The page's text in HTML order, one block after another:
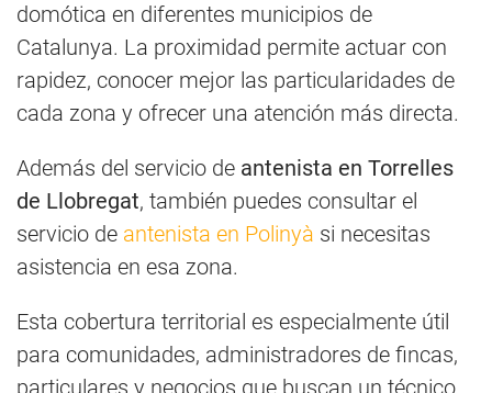
domótica en diferentes municipios de
Catalunya. La proximidad permite actuar con
rapidez, conocer mejor las particularidades de
cada zona y ofrecer una atención más directa.
Además del servicio de antenista en Torrelles
de Llobregat, también puedes consultar el
servicio de antenista en Polinyà si necesitas
asistencia en esa zona.
Esta cobertura territorial es especialmente útil
para comunidades, administradores de fincas,
particulares y negocios que buscan un técnico